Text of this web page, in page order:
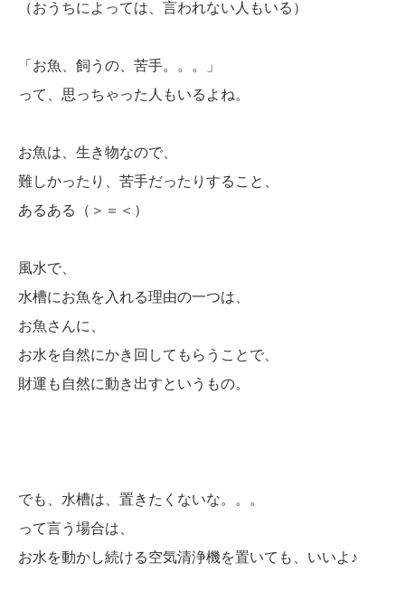
（おうちによっては、言われない人もいる）
「お魚、飼うの、苦手。。。」
って、思っちゃった人もいるよね。
お魚は、生き物なので、
難しかったり、苦手だったりすること、
あるある（＞＝＜）
風水で、
水槽にお魚を入れる理由の一つは、
お魚さんに、
お水を自然にかき回してもらうことで、
財運も自然に動き出すというもの。
でも、水槽は、置きたくないな。。。
って言う場合は、
お水を動かし続ける空気清浄機を置いても、いいよ♪